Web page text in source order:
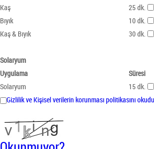
Kaş
25 dk.
Bıyık
10 dk.
Kaş & Bıyık
30 dk.
Solaryum
Uygulama
Süresi
Solaryum
15 dk.
Gizlilik ve Kişisel verilerin korunması politikasını